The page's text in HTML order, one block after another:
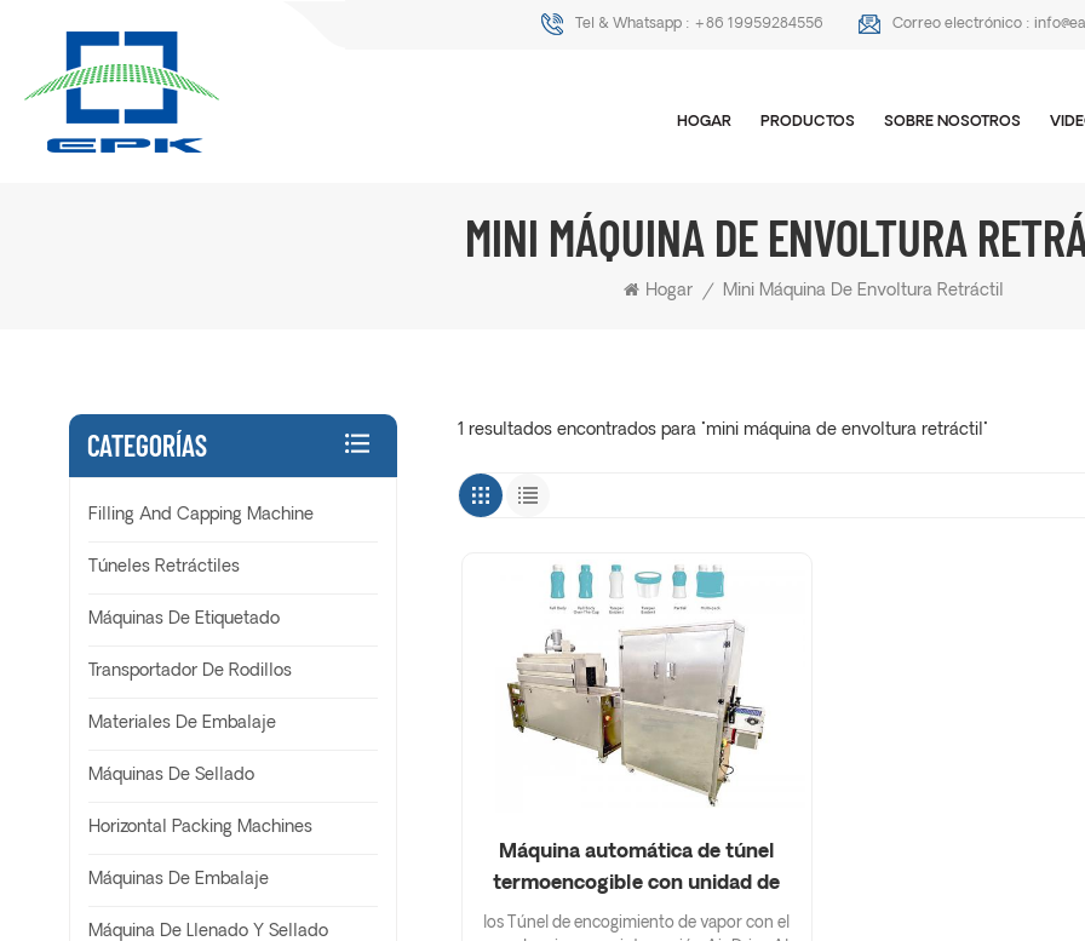
Tel & Whatsapp : +86 19959284556 Correo electrónico :
HOGAR PRODUCTOS SOBRE NOSOTROS
MINI MÁQUINA DE ENVOLTURA
Hogar / Mini Máquina De Envoltura Retráctil
1 resultados encontrados para "mini máquina de envoltura retráctil"
Máquina automática de túnel
termoencogible con unidad de
secado
los Túnel de encogimiento de vapor con el
CATEGORÍAS
Filling And Capping Machine
Túneles Retráctiles
Máquinas De Etiquetado
Transportador De Rodillos
Materiales De Embalaje
Máquinas De Sellado
Horizontal Packing Machines
Máquinas De Embalaje
Máquina De Llenado Y Sellado